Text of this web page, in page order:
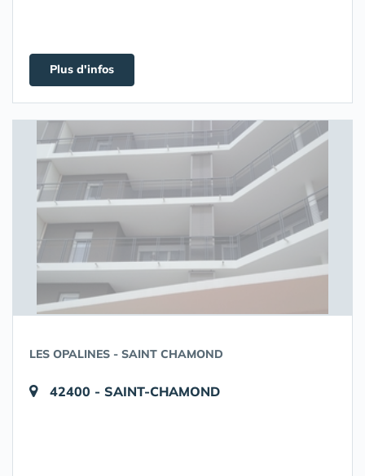
Plus d'infos
LES OPALINES - SAINT CHAMOND
42400 - SAINT-CHAMOND